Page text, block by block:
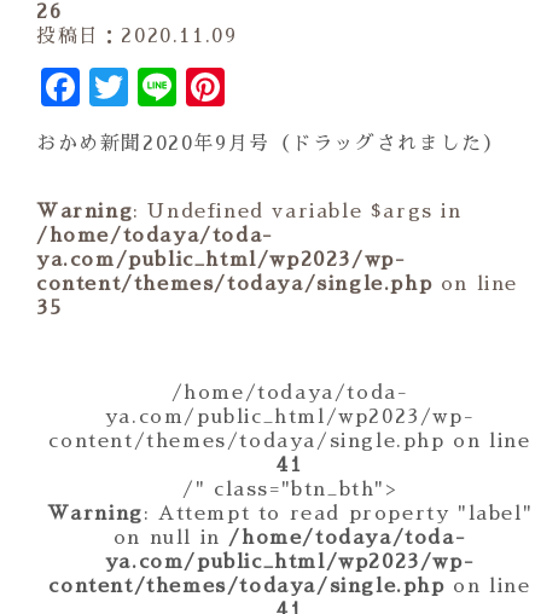
26
投稿日：2020.11.09
Facebook
Twitter
Line
おかめ新聞2020年9月号（ドラッグされました）
Warning: Undefined variable $args in
/home/todaya/toda-
ya.com/public_html/wp2023/wp-
content/themes/todaya/single.php on line
35
/home/todaya/toda-
ya.com/public_html/wp2023/wp-
content/themes/todaya/single.php on line
41
/" class="btn_bth">
Warning: Attempt to read property "label"
on null in /home/todaya/toda-
ya.com/public_html/wp2023/wp-
content/themes/todaya/single.php on line